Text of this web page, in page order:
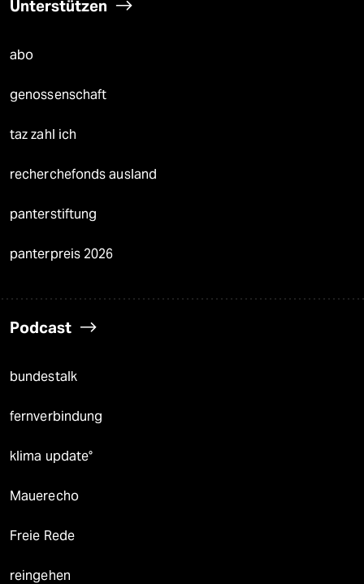
Unterstützen
abo
genossenschaft
taz zahl ich
recherchefonds ausland
panterstiftung
panterpreis 2026
Podcast
bundestalk
fernverbindung
klima update°
Mauerecho
Freie Rede
reingehen